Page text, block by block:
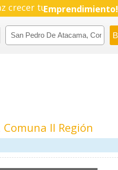
crecer tuEmprendimiento!
II Región